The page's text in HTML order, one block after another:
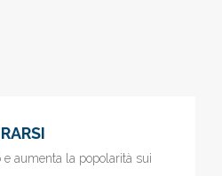
e aumenta la popolarità sui